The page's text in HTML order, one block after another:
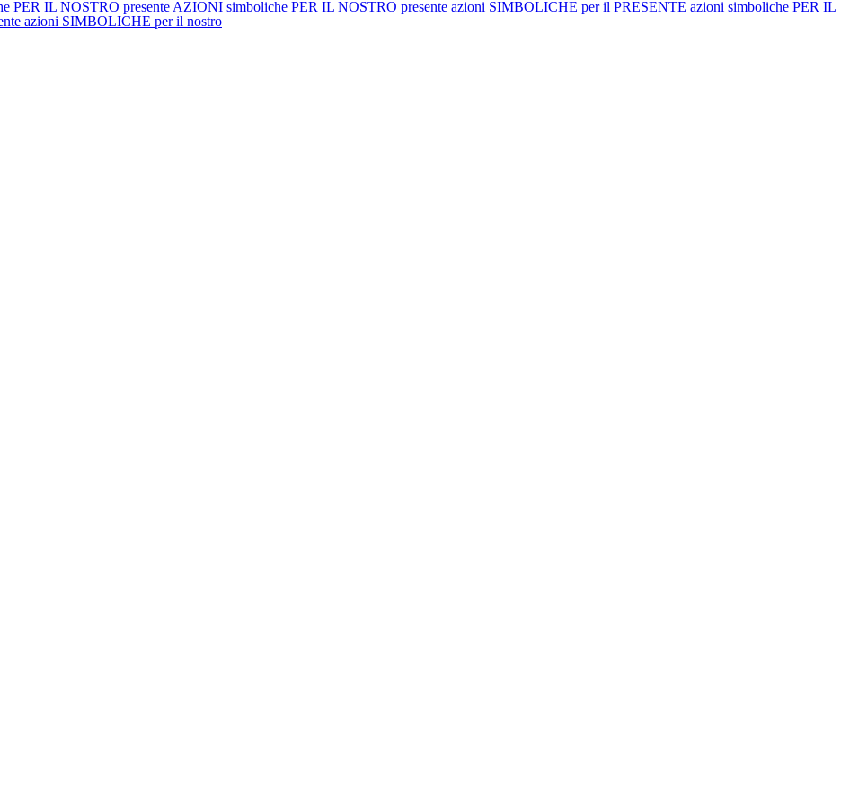
PER IL NOSTRO presente AZIONI simboliche PER IL NOSTRO presente azioni SIMBOLICHE per il PRESENTE azioni simboliche PER IL
azioni SIMBOLICHE per il nostro